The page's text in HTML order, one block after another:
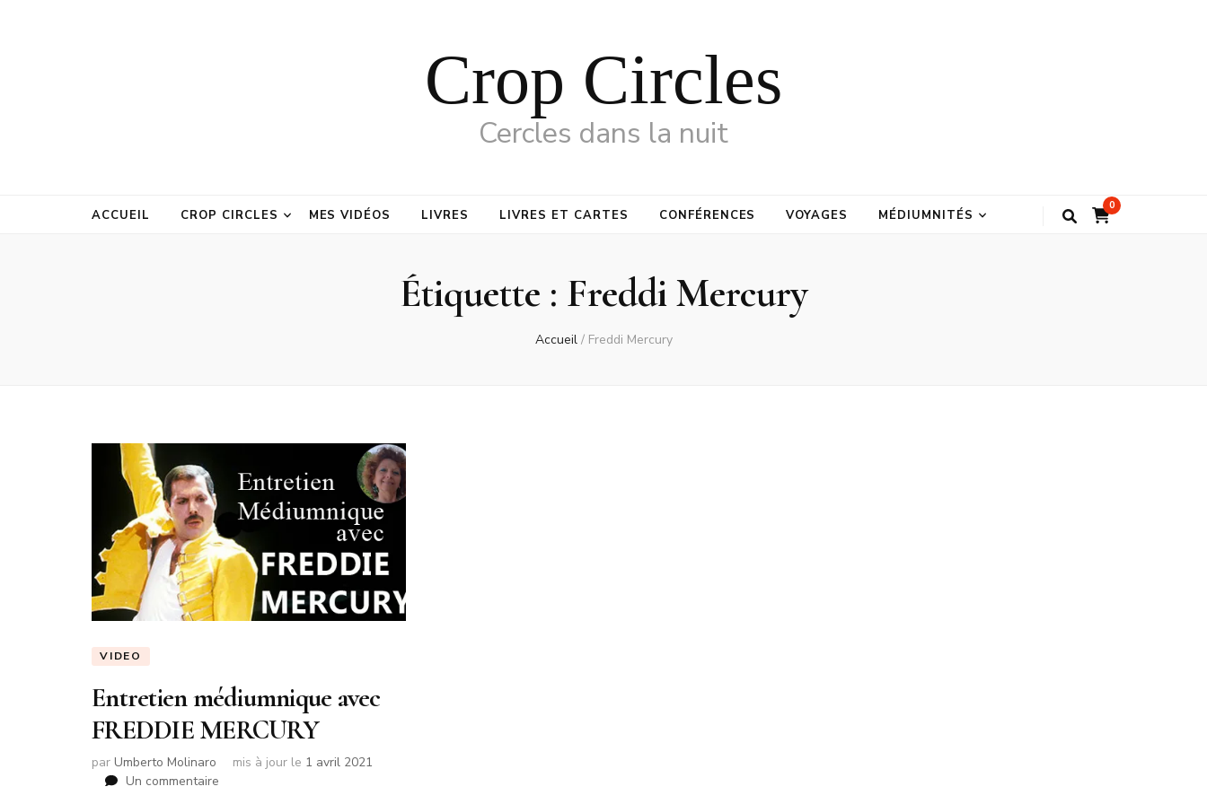
Crop Circles
Cercles dans la nuit
ACCUEIL CROP CIRCLES MES VIDÉOS LIVRES LIVRES ET CARTES CONFÉRENCES VOYAGES MÉDIUMNITÉS
0
Étiquette : Freddi Mercury
Accueil / Freddi Mercury
VIDEO
Entretien médiumnique avec
FREDDIE MERCURY
par Umberto Molinaro mis à jour le 1 avril 2021
Un commentaire